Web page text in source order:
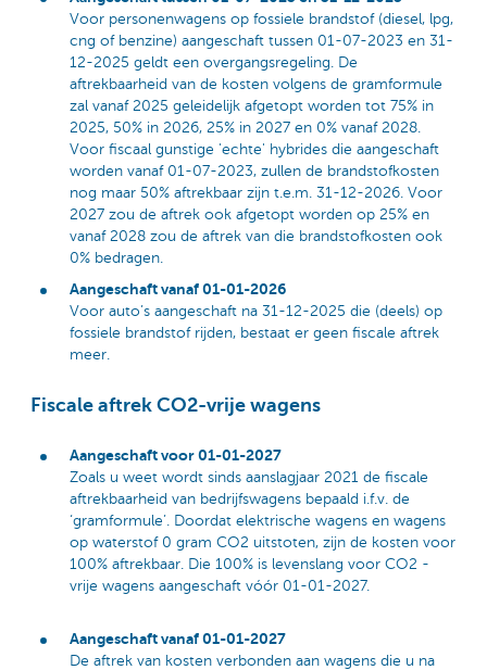
Voor personenwagens op fossiele brandstof (diesel, lpg,
cng of benzine) aangeschaft tussen 01-07-2023 en 31-
12-2025 geldt een overgangsregeling. De
aftrekbaarheid van de kosten volgens de gramformule
zal vanaf 2025 geleidelijk afgetopt worden tot 75% in
2025, 50% in 2026, 25% in 2027 en 0% vanaf 2028.
Voor fiscaal gunstige 'echte' hybrides die aangeschaft
worden vanaf 01-07-2023, zullen de brandstofkosten
nog maar 50% aftrekbaar zijn t.e.m. 31-12-2026. Voor
2027 zou de aftrek ook afgetopt worden op 25% en
vanaf 2028 zou de aftrek van die brandstofkosten ook
0% bedragen.
Aangeschaft vanaf 01-01-2026
Voor auto’s aangeschaft na 31-12-2025 die (deels) op
fossiele brandstof rijden, bestaat er geen fiscale aftrek
meer.
Fiscale aftrek CO2-vrije wagens
Aangeschaft voor 01-01-2027
Zoals u weet wordt sinds aanslagjaar 2021 de fiscale
aftrekbaarheid van bedrijfswagens bepaald i.f.v. de
‘gramformule’. Doordat elektrische wagens en wagens
op waterstof 0 gram CO2 uitstoten, zijn de kosten voor
100% aftrekbaar. Die 100% is levenslang voor CO2 -
vrije wagens aangeschaft vóór 01-01-2027.
Aangeschaft vanaf 01-01-2027
De aftrek van kosten verbonden aan wagens die u na